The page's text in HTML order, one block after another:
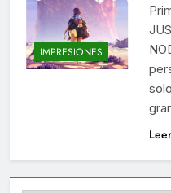
IMPRESIONES